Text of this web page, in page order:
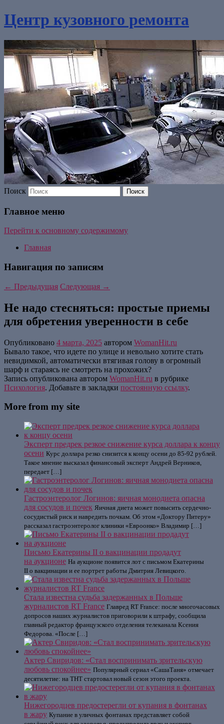
Центр кузовного ремонта
Поиск
Главное меню
Перейти к основному содержимому
Главная
Навигация по записям
← Предыдущая Следующая →
Не надо стесняться: простые приемы
для обретения уверенности в себе
Опубликовано 4 марта, 2025 автором WomanHit.ru
Бывало такое, что идете по улице и невольно хотите стать
невидимкой, автоматически втягивая голову в огромный
шарф и стараясь не смотреть на прохожих?
Запись опубликована автором WomanHit.ru в рубрике
Психология. Добавьте в закладки постоянную ссылку.
More from my site
Эксперт предрек резкое снижение курса доллара к концу
осени Курс доллара резко снизится к концу осени до 85-92 рублей.
Такое мнение высказал финансовый эксперт Андрей Верников,
передает […]
Гастроэнтеролог Логинов: яичная монодиета опасна
для сосудов и почек Яичная диета может повысить сердечно-
сосудистый риск и навредить почкам. Об этом «Доктору Питеру»
рассказал гастроэнтеролог клиники «Евроонко» Владимир […]
Письмо Екатерины II о вакцинации продадут
на аукционе На аукционе появится лот с письмом Екатерины
II о вакцинации и ее портрет работы Дмитрия Левицкого.
Стала известна судьба задержанных в Польше
журналистов RT France Главред RT France: после многочасовых
допросов наших журналистов приговорили к штрафу, сообщила
главный редактор французского отделения телеканала Ксения
Федорова. «После […]
Актер Свиридов: «Стал воспринимать зрительскую
любовь спокойнее» Популярный сериал «СашаТаня» отмечает
десятилетие: на ТНТ стартовал новый сезон этого проекта.
Нижегородцев предостерегли от купания в фонтанах
в жару Купание в уличных фонтанах представляет собой